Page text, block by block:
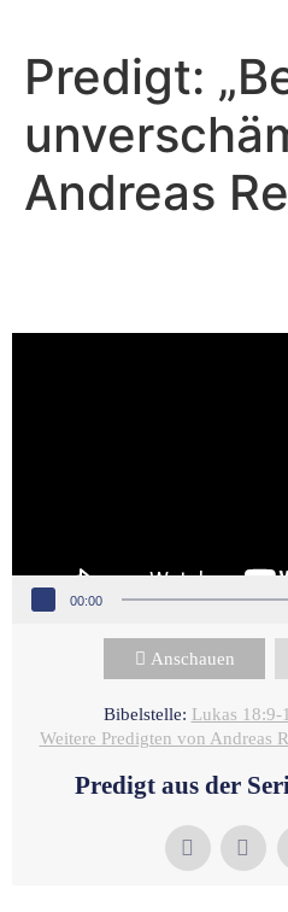
Predigt:
Andreas
Video-Player
00:00
Anschauen
Bibelstelle: Lukas 18:9-
Weitere Predigten von Andreas
Predigt aus der